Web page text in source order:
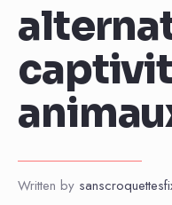
Written by